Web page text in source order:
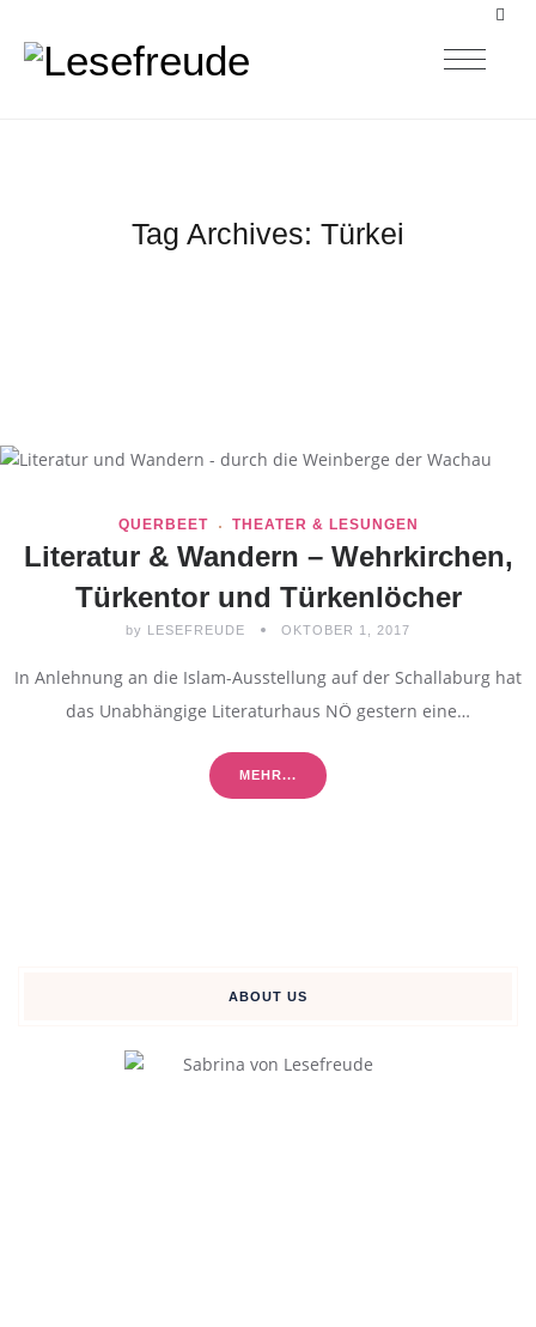
Tag Archives: Türkei
QUERBEET THEATER & LESUNGEN
Literatur & Wandern – Wehrkirchen,
Türkentor und Türkenlöcher
by LESEFREUDE OKTOBER 1, 2017
In Anlehnung an die Islam-Ausstellung auf der Schallaburg hat
das Unabhängige Literaturhaus NÖ gestern eine…
MEHR...
ABOUT US